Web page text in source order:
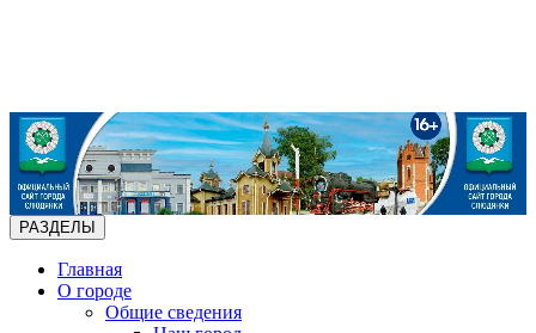
РАЗДЕЛЫ
Главная
О городе
Общие сведения